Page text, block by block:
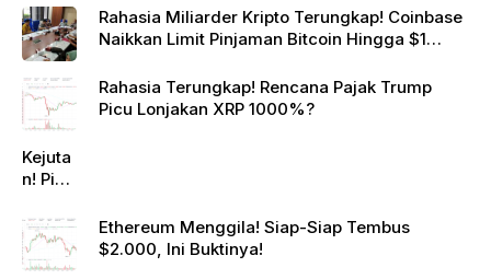
Rahasia Miliarder Kripto Terungkap! Coinbase
Naikkan Limit Pinjaman Bitcoin Hingga $1
Rahasia Terungkap! Rencana Pajak Trump
Picu Lonjakan XRP 1000%?
Kejuta
n! Pi
rk
Gande
ng
Ethereum Menggila! Siap-Siap Tembus
$2.000, Ini Buktinya!